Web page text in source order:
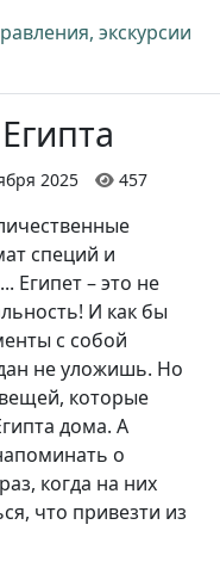
2025 457
специй и
Египет – это не
И как бы
с собой
не уложишь. Но
которые
дома. А
о
когда на них
что привезти из